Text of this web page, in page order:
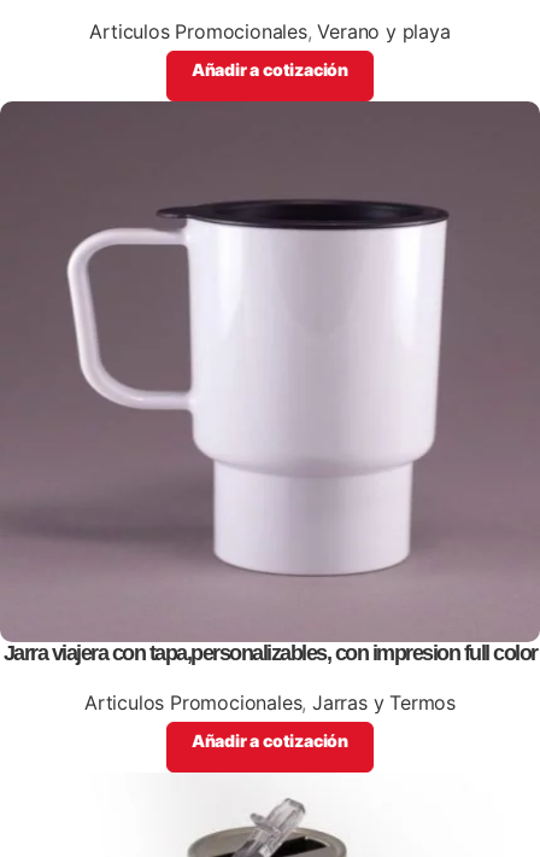
Articulos Promocionales,Verano y playa
Añadir a cotización
Jarra viajera con tapa,personalizables, con impresion full color
Articulos Promocionales, Jarras y Termos
Añadir a cotización